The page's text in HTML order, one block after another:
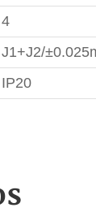
4
J1+J2/
IP20